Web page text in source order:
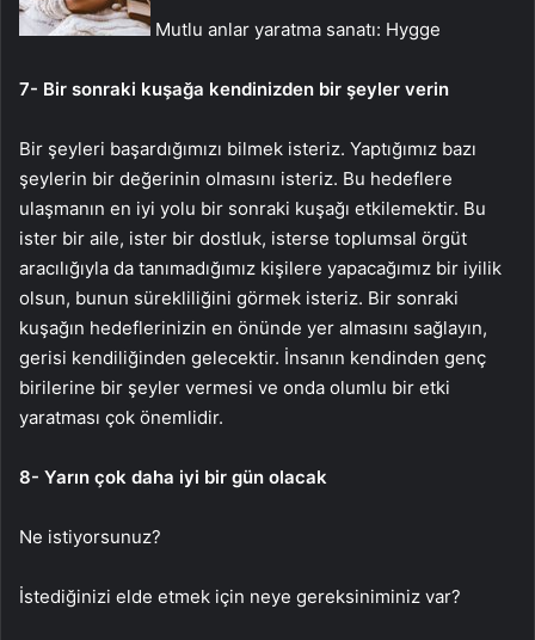
Mutlu anlar yaratma sanatı: Hygge
7- Bir sonraki kuşağa kendinizden bir şeyler verin
Bir şeyleri başardığımızı bilmek isteriz. Yaptığımız bazı
şeylerin bir değerinin olmasını isteriz. Bu hedeflere
ulaşmanın en iyi yolu bir sonraki kuşağı etkilemektir. Bu
ister bir aile, ister bir dostluk, isterse toplumsal örgüt
aracılığıyla da tanımadığımız kişilere yapacağımız bir iyilik
olsun, bunun sürekliliğini görmek isteriz. Bir sonraki
kuşağın hedeflerinizin en önünde yer almasını sağlayın,
gerisi kendiliğinden gelecektir. İnsanın kendinden genç
birilerine bir şeyler vermesi ve onda olumlu bir etki
yaratması çok önemlidir.
8- Yarın çok daha iyi bir gün olacak
Ne istiyorsunuz?
İstediğinizi elde etmek için neye gereksiniminiz var?